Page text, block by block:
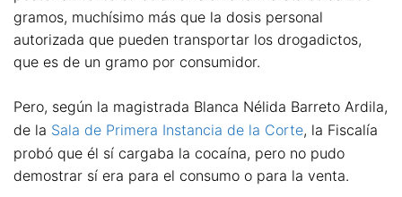
gramos, muchísimo más que la dosis personal
autorizada que pueden transportar los drogadictos,
que es de un gramo por consumidor.
Pero, según la magistrada Blanca Nélida Barreto Ardila,
de la Sala de Primera Instancia de la Corte, la Fiscalía
probó que él sí cargaba la cocaína, pero no pudo
demostrar sí era para el consumo o para la venta.